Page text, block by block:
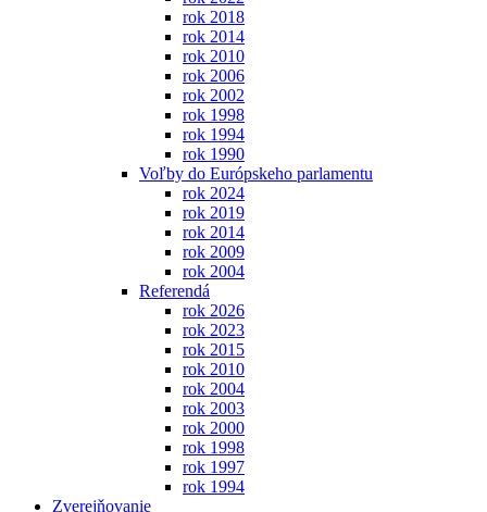
rok 2018
rok 2014
rok 2010
rok 2006
rok 2002
rok 1998
rok 1994
rok 1990
Voľby do Európskeho parlamentu
rok 2024
rok 2019
rok 2014
rok 2009
rok 2004
Referendá
rok 2026
rok 2023
rok 2015
rok 2010
rok 2004
rok 2003
rok 2000
rok 1998
rok 1997
rok 1994
Zverejňovanie